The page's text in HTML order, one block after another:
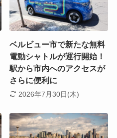
ベルビュー市で新たな無料
電動シャトルが運行開始！
駅から市内へのアクセスが
さらに便利に
2026年7月30日(木)